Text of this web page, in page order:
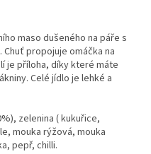
maso dušeného na páře s
propojuje omáčka na
je příloha, díky které máte
Celé jídlo je lehké a
zelenina ( kukuřice,
mouka rýžová, mouka
pepř, chilli.